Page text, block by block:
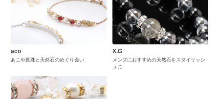
aco
あこや真珠と天然石のめぐり会い
X.G
メンズにおすすめの天然石をスタイリッシ
ュに